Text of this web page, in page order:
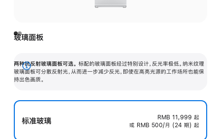
玻璃面板
两种抗反射玻璃面板可选。 标配的玻璃面板经过特别设计，反光率极低。纳米纹理
玻璃面板可分散反射光，从而进一步减少反光，即使在高亮光源的工作场所也能保
持出色画质。
展
开
标准玻璃 RMB 11,999 起
或 RMB 500/月 (24 期) 起